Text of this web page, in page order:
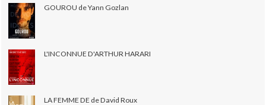
GOUROU de Yann Gozlan
L'INCONNUE D'ARTHUR HARARI
LA FEMME DE de David Roux